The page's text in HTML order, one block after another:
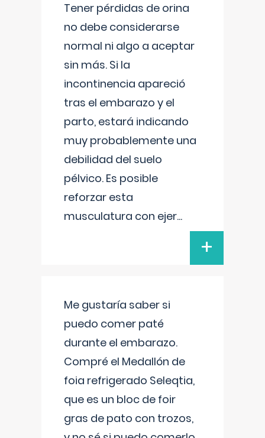
Tener pérdidas de orina
no debe considerarse
normal ni algo a aceptar
sin más. Si la
incontinencia apareció
tras el embarazo y el
parto, estará indicando
muy probablemente una
debilidad del suelo
pélvico. Es posible
reforzar esta
musculatura con ejer...
+
Me gustaría saber si
puedo comer paté
durante el embarazo.
Compré el Medallón de
foia refrigerado Seleqtia,
que es un bloc de foir
gras de pato con trozos,